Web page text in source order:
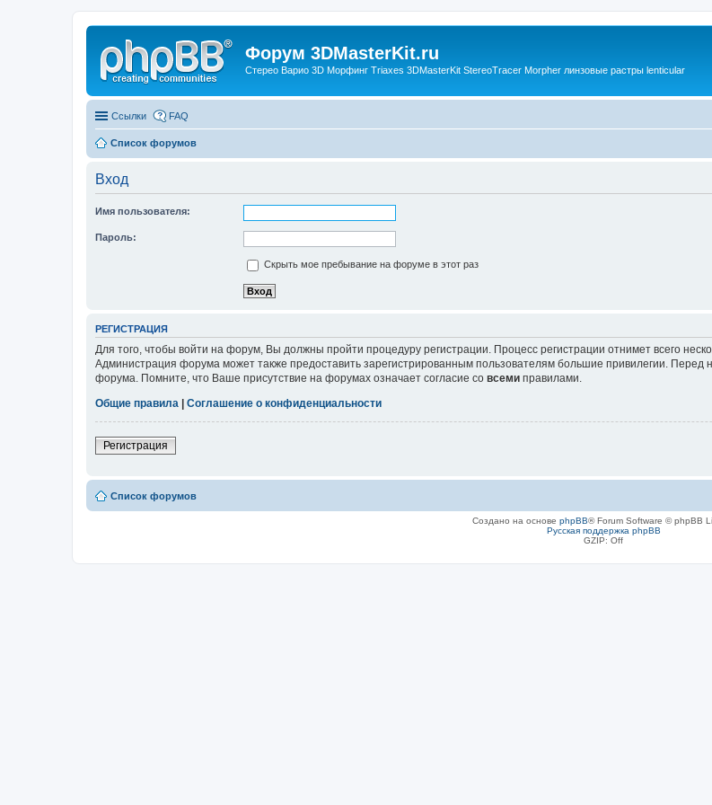
Форум 3DMasterKit.ru
Стерео Варио 3D Морфинг Triaxes 3DMasterKit StereoTracer Morpher линзовые растры lenticular
Ссылки FAQ
Список форумов
Вход
Имя пользователя:
Пароль:
Скрыть мое пребывание на форуме в этот раз
РЕГИСТРАЦИЯ
Для того, чтобы войти на форум, Вы должны пройти процедуру регистрации. Процесс регистрации отнимет всего
Администрация форума может также предоставить зарегистрированным пользователям большие привилегии.
форума. Помните, что Ваше присутствие на форумах означает согласие со всеми правилами.
Общие правила
Соглашение о конфиденциальности
Регистрация
Список форумов
Создано на основе phpBB® Forum Software © phpBB
Русская поддержка phpBB
GZIP: Off